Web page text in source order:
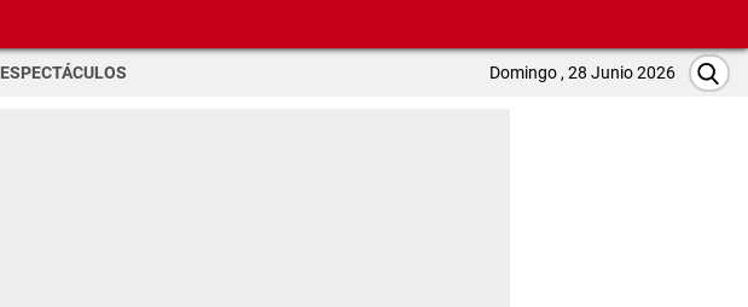
ESPECTÁCULOS Domingo , 28 Junio 2026